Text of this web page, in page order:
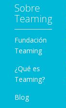
Sobre
Teaming
Fundación
Teaming
¿Qué es
Teaming?
Blog